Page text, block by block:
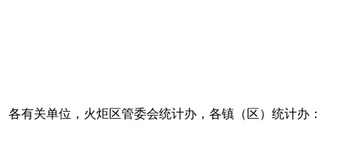
各有关单位，火炬区管委会统计办，各镇（区）统计办：